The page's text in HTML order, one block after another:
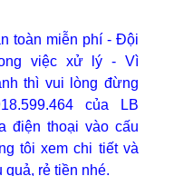
toàn miễn phí - Đội
việc xử lý - Vì
thì vui lòng đừng
của LB
điện thoại vào cấu
tôi xem chi tiết và
rẻ tiền nhé.